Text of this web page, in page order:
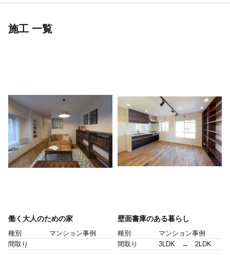
施工 一覧
働く大人のための家
種別
マンション事例
間取り
壁面書庫のある暮らし
種別
マンション事例
間取り
3LDK → 2LDK